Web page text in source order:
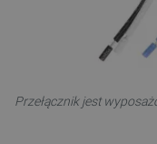
Przełącznik jest